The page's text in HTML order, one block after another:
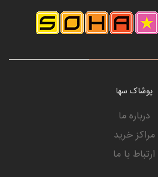
پوشاک سها
درباره ما
مراکز خرید
ارتباط با ما